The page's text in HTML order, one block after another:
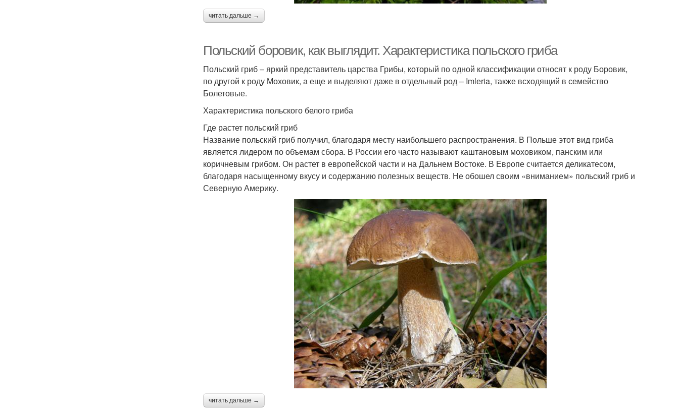
читать дальше →
Польский боровик, как выглядит. Характеристика польского гриба
Польский гриб – яркий представитель царства Грибы, который по одной классификации относят к роду Боровик,
по другой к роду Моховик, а еще и выделяют даже в отдельный род – Imlеria, также всходящий в семейство
Болетовые.
Характеристика польского белого гриба
Где растет польский гриб
Название польский гриб получил, благодаря месту наибольшего распространения. В Польше этот вид гриба
является лидером по объемам сбора. В России его часто называют каштановым моховиком, панским или
коричневым грибом. Он растет в европейской части и на Дальнем Востоке. В Европе считается деликатесом,
благодаря насыщенному вкусу и содержанию полезных веществ. Не обошел своим «вниманием» польский гриб и
Северную Америку.
читать дальше →